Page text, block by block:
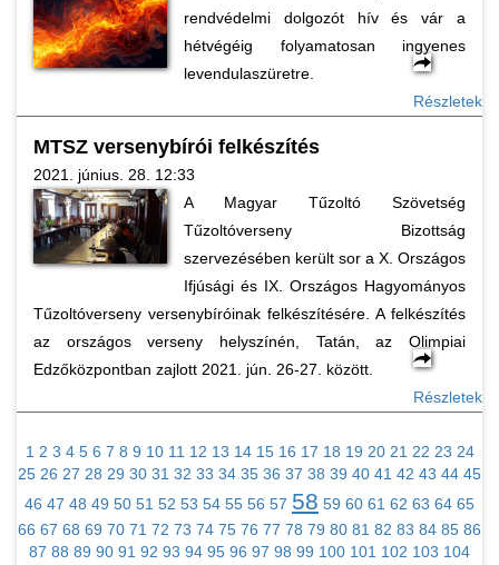
rendvédelmi dolgozót hív és vár a
hétvégéig folyamatosan ingyenes
levendulaszüretre.
Részletek
MTSZ versenybírói felkészítés
2021. június. 28. 12:33
A Magyar Tűzoltó Szövetség
Tűzoltóverseny Bizottság
szervezésében került sor a X. Országos
Ifjúsági és IX. Országos Hagyományos
Tűzoltóverseny versenybíróinak felkészítésére. A felkészítés
az országos verseny helyszínén, Tatán, az Olimpiai
Edzőközpontban zajlott 2021. jún. 26-27. között.
Részletek
1 2 3 4 5 6 7 8 9 10 11 12 13 14 15 16 17 18 19 20 21 22 23 24
25 26 27 28 29 30 31 32 33 34 35 36 37 38 39 40 41 42 43 44 45
46 47 48 49 50 51 52 53 54 55 56 57 58 59 60 61 62 63 64 65
66 67 68 69 70 71 72 73 74 75 76 77 78 79 80 81 82 83 84 85 86
87 88 89 90 91 92 93 94 95 96 97 98 99 100 101 102 103 104